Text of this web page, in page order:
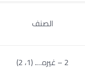
الصنف
2 – غيره…. (1، 2)